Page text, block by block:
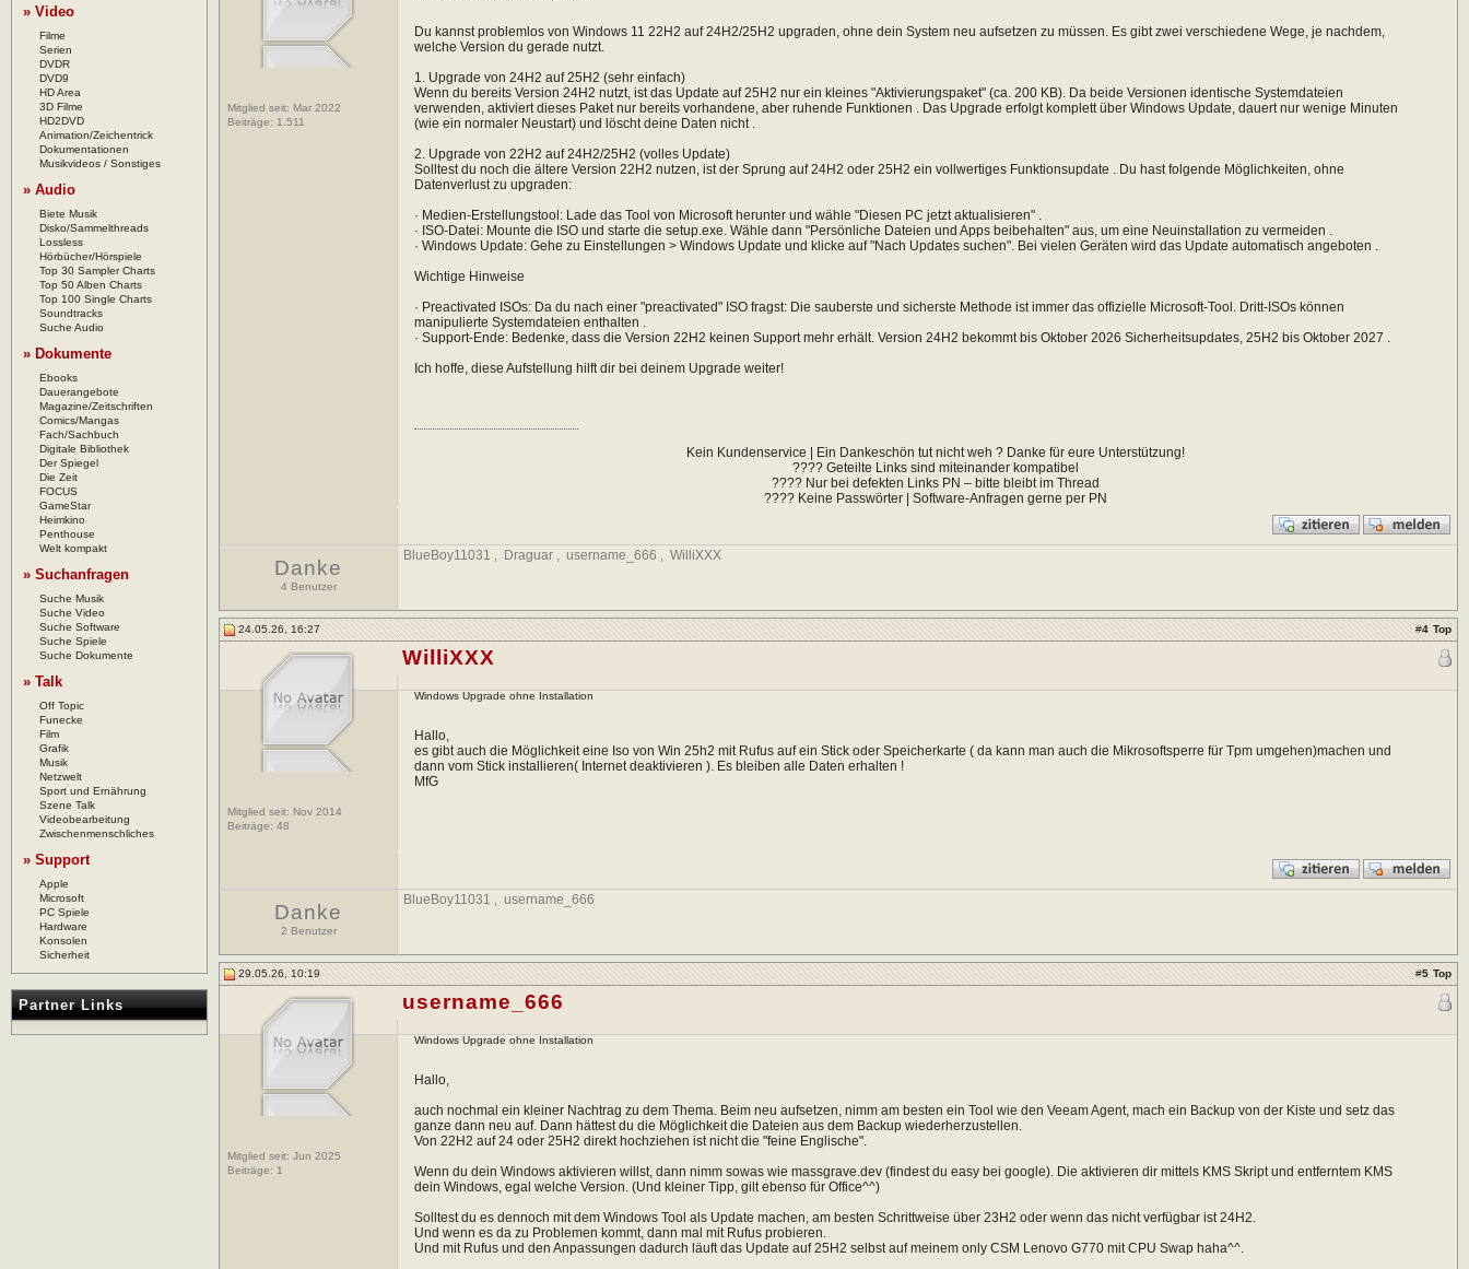
» Video
Filme
Serien
DVDR
DVD9
HD Area
3D Filme
HD2DVD
Animation/Zeichentrick
Dokumentationen
Musikvideos / Sonstiges
» Audio
Biete Musik
Disko/Sammelthreads
Lossless
Hörbücher/Hörspiele
Top 30 Sampler Charts
Top 50 Alben Charts
Top 100 Single Charts
Soundtracks
Suche Audio
» Dokumente
Ebooks
Dauerangebote
Magazine/Zeitschriften
Comics/Mangas
Fach/Sachbuch
Digitale Bibliothek
Der Spiegel
Die Zeit
FOCUS
GameStar
Heimkino
Penthouse
Welt kompakt
» Suchanfragen
Suche Musik
Suche Video
Suche Software
Suche Spiele
Suche Dokumente
» Talk
Off Topic
Funecke
Film
Grafik
Musik
Netzwelt
Sport und Ernährung
Szene Talk
Videobearbeitung
Zwischenmenschliches
» Support
Apple
Microsoft
PC Spiele
Hardware
Konsolen
Sicherheit
Partner Links
Mitglied seit: Mar 2022
Beiträge: 1.511
Du kannst problemlos von Windows 11 22H2 auf 24H2/25H2 upgraden, ohne dein System neu aufsetzen zu müssen. Es gibt zwei verschiedene Wege, je nachdem,
welche Version du gerade nutzt.
1. Upgrade von 24H2 auf 25H2 (sehr einfach)
Wenn du bereits Version 24H2 nutzt, ist das Update auf 25H2 nur ein kleines "Aktivierungspaket" (ca. 200 KB). Da beide Versionen identische Systemdateien
verwenden, aktiviert dieses Paket nur bereits vorhandene, aber ruhende Funktionen . Das Upgrade erfolgt komplett über Windows Update, dauert nur wenige Minuten
(wie ein normaler Neustart) und löscht deine Daten nicht .
2. Upgrade von 22H2 auf 24H2/25H2 (volles Update)
Solltest du noch die ältere Version 22H2 nutzen, ist der Sprung auf 24H2 oder 25H2 ein vollwertiges Funktionsupdate . Du hast folgende Möglichkeiten, ohne
Datenverlust zu upgraden:
· Medien-Erstellungstool: Lade das Tool von Microsoft herunter und wähle "Diesen PC jetzt aktualisieren" .
· ISO-Datei: Mounte die ISO und starte die setup.exe. Wähle dann "Persönliche Dateien und Apps beibehalten" aus, um eine Neuinstallation zu vermeiden .
· Windows Update: Gehe zu Einstellungen > Windows Update und klicke auf "Nach Updates suchen". Bei vielen Geräten wird das Update automatisch angeboten .
Wichtige Hinweise
· Preactivated ISOs: Da du nach einer "preactivated" ISO fragst: Die sauberste und sicherste Methode ist immer das offizielle Microsoft-Tool. Dritt-ISOs können
manipulierte Systemdateien enthalten .
· Support-Ende: Bedenke, dass die Version 22H2 keinen Support mehr erhält. Version 24H2 bekommt bis Oktober 2026 Sicherheitsupdates, 25H2 bis Oktober 2027 .
Ich hoffe, diese Aufstellung hilft dir bei deinem Upgrade weiter!
Kein Kundenservice | Ein Dankeschön tut nicht weh ? Danke für eure Unterstützung!
???? Geteilte Links sind miteinander kompatibel
???? Nur bei defekten Links PN – bitte bleibt im Thread
???? Keine Passwörter | Software-Anfragen gerne per PN
Danke
4 Benutzer
BlueBoy11031 , Draguar , username_666 , WilliXXX
24.05.26, 16:27 #4 Top
Mitglied seit: Nov 2014
Beiträge: 48
WilliXXX
Windows Upgrade ohne Installation
Hallo,
es gibt auch die Möglichkeit eine Iso von Win 25h2 mit Rufus auf ein Stick oder Speicherkarte ( da kann man auch die Mikrosoftsperre für Tpm umgehen)machen und
dann vom Stick installieren( Internet deaktivieren ). Es bleiben alle Daten erhalten !
MfG
Danke
2 Benutzer
BlueBoy11031 , username_666
29.05.26, 10:19 #5 Top
Mitglied seit: Jun 2025
Beiträge: 1
username_666
Windows Upgrade ohne Installation
Hallo,
auch nochmal ein kleiner Nachtrag zu dem Thema. Beim neu aufsetzen, nimm am besten ein Tool wie den Veeam Agent, mach ein Backup von der Kiste und setz das
ganze dann neu auf. Dann hättest du die Möglichkeit die Dateien aus dem Backup wiederherzustellen.
Von 22H2 auf 24 oder 25H2 direkt hochziehen ist nicht die "feine Englische".
Wenn du dein Windows aktivieren willst, dann nimm sowas wie massgrave.dev (findest du easy bei google). Die aktivieren dir mittels KMS Skript und entferntem KMS
dein Windows, egal welche Version. (Und kleiner Tipp, gilt ebenso für Office^^)
Solltest du es dennoch mit dem Windows Tool als Update machen, am besten Schrittweise über 23H2 oder wenn das nicht verfügbar ist 24H2.
Und wenn es da zu Problemen kommt, dann mal mit Rufus probieren.
Und mit Rufus und den Anpassungen dadurch läuft das Update auf 25H2 selbst auf meinem only CSM Lenovo G770 mit CPU Swap haha^^.